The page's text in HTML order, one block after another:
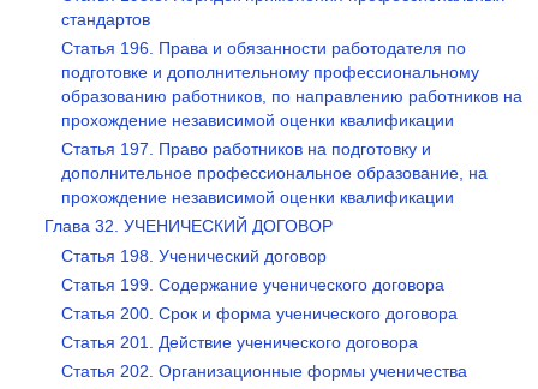
стандартов
Статья 196. Права и обязанности работодателя по
подготовке и дополнительному профессиональному
образованию работников, по направлению работников на
прохождение независимой оценки квалификации
Статья 197. Право работников на подготовку и
дополнительное профессиональное образование, на
прохождение независимой оценки квалификации
Глава 32. УЧЕНИЧЕСКИЙ ДОГОВОР
Статья 198. Ученический договор
Статья 199. Содержание ученического договора
Статья 200. Срок и форма ученического договора
Статья 201. Действие ученического договора
Статья 202. Организационные формы ученичества